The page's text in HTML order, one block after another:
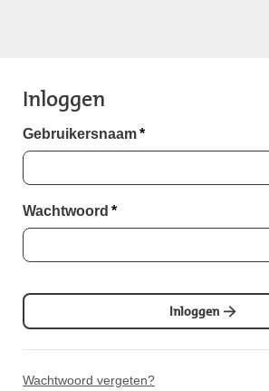
Inloggen
Gebruikersnaam*
Wachtwoord *
Inloggen
Wachtwoord vergeten?